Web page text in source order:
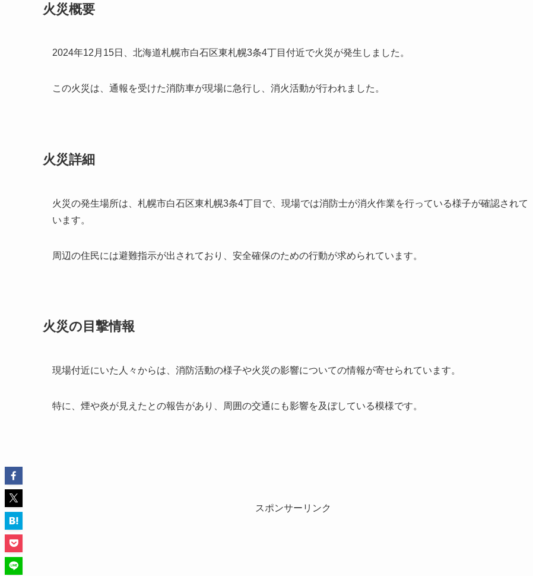
火災概要
2024年12月15日、北海道札幌市白石区東札幌3条4丁目付近で火災が発生しました。
この火災は、通報を受けた消防車が現場に急行し、消火活動が行われました。
火災詳細
火災の発生場所は、札幌市白石区東札幌3条4丁目で、現場では消防士が消火作業を行っている様子が確認されて
います。
周辺の住民には避難指示が出されており、安全確保のための行動が求められています。
火災の目撃情報
現場付近にいた人々からは、消防活動の様子や火災の影響についての情報が寄せられています。
特に、煙や炎が見えたとの報告があり、周囲の交通にも影響を及ぼしている模様です。
スポンサーリンク